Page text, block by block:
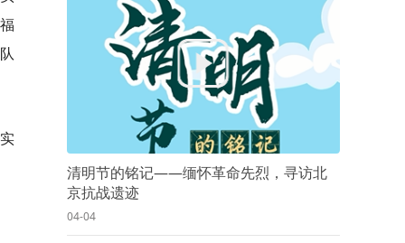
清明节的铭记——缅怀革命先烈，寻访北
京抗战遗迹
04-04